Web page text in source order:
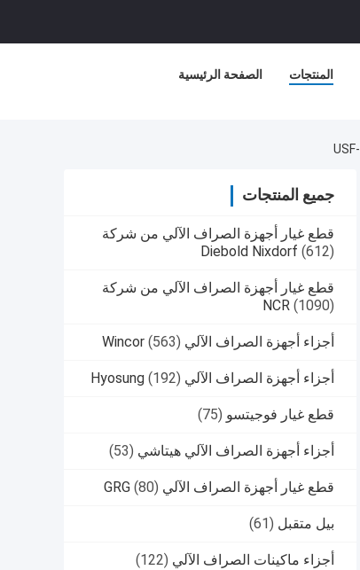
الصفحة الرئيسية المنتجات
جميع المنتجات
قطع غيار أجهزة الصراف الآلي من شركة
Diebold Nixdorf (612)
قطع غيار أجهزة الصراف الآلي من شركة
NCR (1090)
أجزاء أجهزة الصراف الآلي Wincor (563)
أجزاء أجهزة الصراف الآلي Hyosung (192)
قطع غيار فوجيتسو (75)
أجزاء أجهزة الصراف الآلي هيتاشي (53)
قطع غيار أجهزة الصراف الآلي GRG (80)
بيل متقبل (61)
أجزاء ماكينات الصراف الآلي (122)